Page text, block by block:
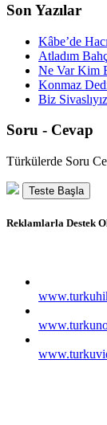
Son Yazılar
Kâbe’de
Atladım
Ne Var Kim
Konmaz
Biz
Soru - Cevap
Türkülerde Soru
Teste Başla
Reklamlarla Destek